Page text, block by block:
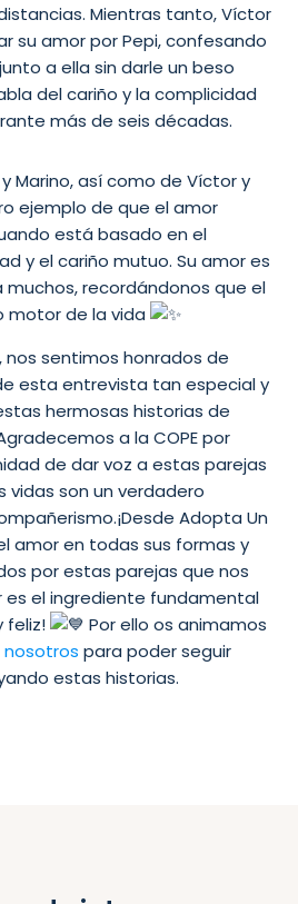
Mientras tanto, Víctor
su amor por Pepi, confesando
a ella sin darle un beso
del cariño y la complicidad
más de seis décadas.
Marino, así como de Víctor y
ejemplo de que el amor
está basado en el
y el cariño mutuo. Su amor es
recordándonos que el
motor de la vida
nos sentimos honrados de
esta entrevista tan especial y
hermosas historias de
a la COPE por
de dar voz a estas parejas
vidas son un verdadero
Adopta Un
amor en todas sus formas y
por estas parejas que nos
es el ingrediente fundamental
feliz!
Por ello os animamos
para poder seguir
estas historias.